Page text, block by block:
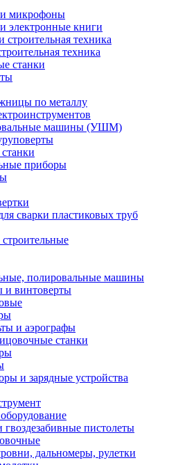
микрофоны
электронные книги
техника
станки
по металлу
машины (УШМ)
приборы
сварки пластиковых труб
полировальные машины
и винтоверты
и аэрографы
станки
и зарядные устройства
пистолеты
дальномеры, рулетки